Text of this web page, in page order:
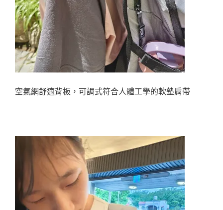
空氣網舒適背板，可調式符合人體工學的軟墊肩帶